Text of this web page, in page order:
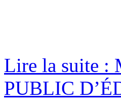
Lire la suite :
PUBLIC